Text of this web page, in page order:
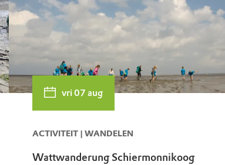
vri 07 aug
ACTIVITEIT | WANDELEN
Wattwanderung Schiermonnikoog